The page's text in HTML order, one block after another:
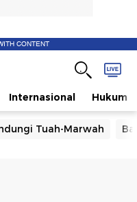
CONTENT
Internasional Hukum
Tuah-Marwah